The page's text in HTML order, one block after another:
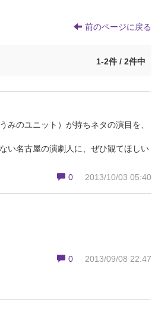
前のページに戻る
1-2件 / 2件中
のユニット）が持ちネタの演目を、
い名古屋の演劇人に、ぜひ観てほしい
0
2013/10/03 05:40
0
2013/09/08 22:47